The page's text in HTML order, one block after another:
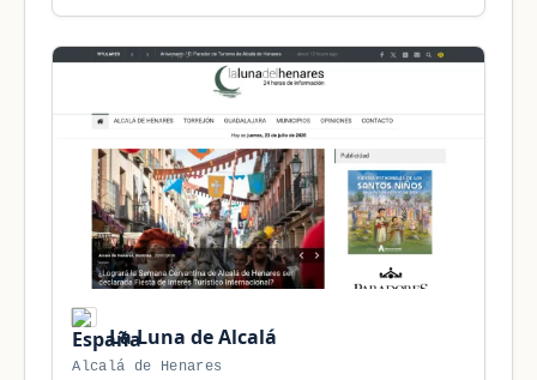
La Luna de Alcalá
Alcalá de Henares